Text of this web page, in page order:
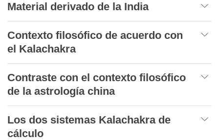
Material derivado de la India
Contexto filosófico de acuerdo con
el Kalachakra
Contraste con el contexto filosófico
de la astrología china
Los dos sistemas Kalachakra de
cálculo